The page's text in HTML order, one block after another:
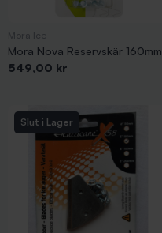
Mora Nova Reservskär 160mm
Pris
549,00 kr
Slut i Lager